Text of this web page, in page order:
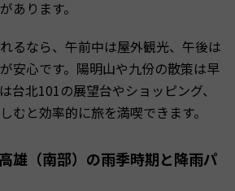
あります。
るなら、午前中は屋外観光、午後は
安心です。陽明山や九份の散策は早
台北101の展望台やショッピング、
むと効率的に旅を満喫できます。
雄（南部）の雨季時期と降雨パ